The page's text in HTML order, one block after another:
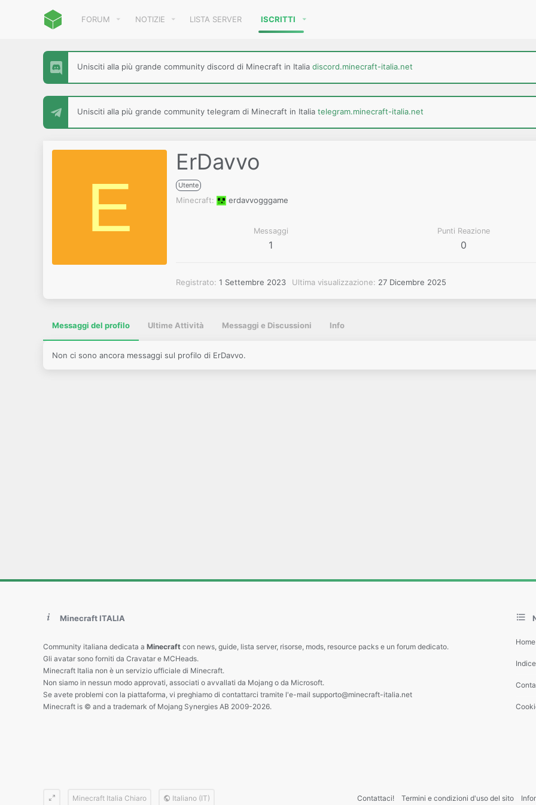
FORUM NOTIZIE LISTA SERVER ISCRITTI
Unisciti alla più grande community discord di Minecraft in Italia discord.minecraft-italia.net
Unisciti alla più grande community telegram di Minecraft in Italia telegram.minecraft-italia.net
E
ErDavvo
Utente
Minecraft erdavvogggame
Messaggi
1
Punti Reazione
0
Registrato 1 Settembre 2023 Ultima visualizzazione 27 Dicembre 2025
Messaggi del profilo Ultime Attività Messaggi e Discussioni Info
Non ci sono ancora messaggi sul profilo di ErDavvo.
Minecraft ITALIA
Community italiana dedicata a Minecraft con news, guide, lista server, risorse, mods, resource packs e un forum dedicato.
Gli avatar sono forniti da Cravatar e MCHeads.
Minecraft Italia non è un servizio ufficiale di Minecraft.
Non siamo in nessun modo approvati, associati o avvallati da Mojang o da Microsoft.
Se avete problemi con la piattaforma, vi preghiamo di contattarci tramite l'e-mail supporto@minecraft-italia.net
Minecraft is © and a trademark of Mojang Synergies AB 2009-2026.
Home
Minecraft Italia Chiaro Italiano (IT) Contattaci! Termini e condizioni d'uso del sito